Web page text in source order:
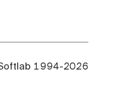
1994-2026